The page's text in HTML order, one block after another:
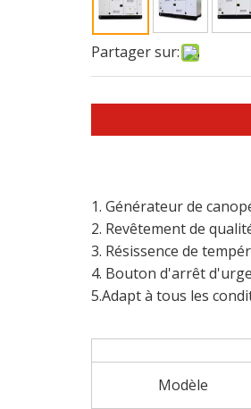
Partager sur:
1. Générateur de
2. Revêtement de
3. Résissence de
4. Bouton d'arrêt
5.Adapt à tous les
Modèle